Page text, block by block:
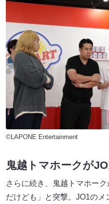
©LAPONE Entertainment
鬼越トマホークが
さらに続き、鬼越トマホー
だけども」と突撃。JO1のメ